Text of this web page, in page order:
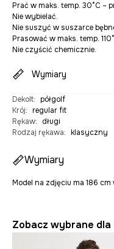
Prać w maks. temp. 30°C –
Nie wybielać.
Nie suszyć w suszarce
Prasować w maks. temp.
Nie czyścić chemicznie.
Wymiary
Dekolt: półgolf
Krój: regular fit
Rękaw:
długi
Rodzaj rękawa: klasyczny
Wymiary
Model na zdjęciu ma 186
Zobacz wybrane dla